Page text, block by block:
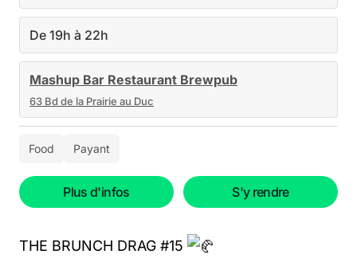
De 19h à 22h
Mashup Bar Restaurant Brewpub
63 Bd de la Prairie au Duc
Food Payant
Plus d'infos S'y rendre
THE BRUNCH DRAG #15